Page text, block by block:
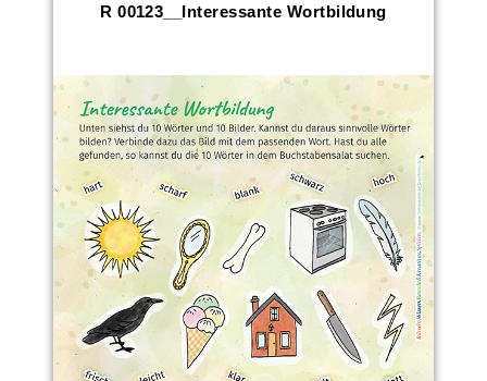
R 00123__Interessante Wortbildung